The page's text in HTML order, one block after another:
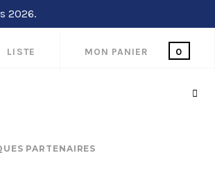
2026.
MON PANIER 0
LISTE
PARTENAIRES